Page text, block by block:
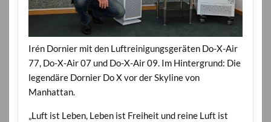
Irén Dornier mit den Luftreinigungsgeräten Do-X-Air
77, Do-X-Air 07 und Do-X-Air 09. Im Hintergrund: Die
legendäre Dornier Do X vor der Skyline von
Manhattan.
„Luft ist Leben, Leben ist Freiheit und reine Luft ist